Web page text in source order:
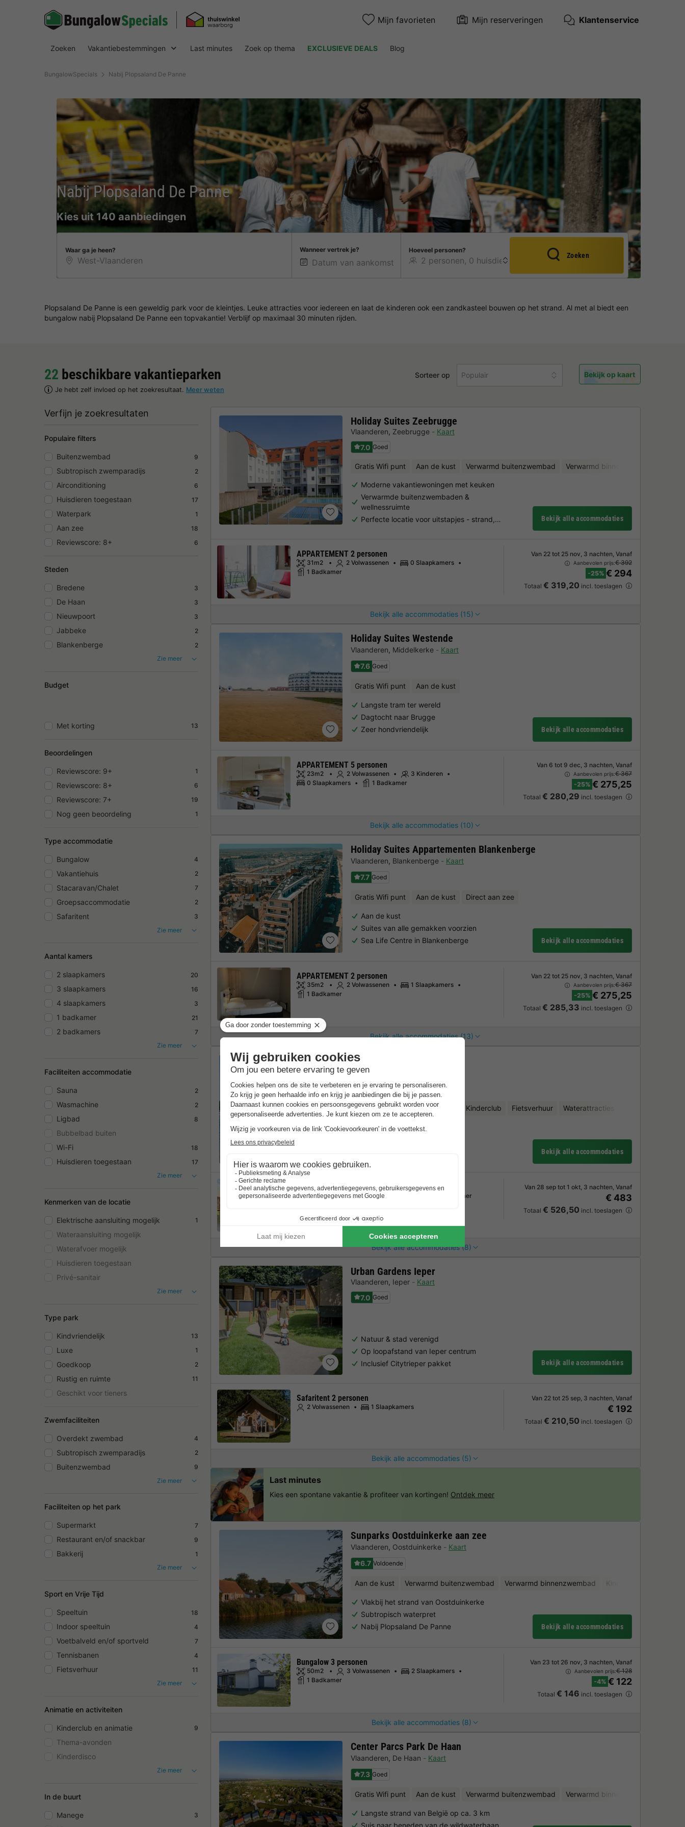
Mijn favorieten Mijn reserveringen Klantenservice
Zoeken Vakantiebestemmingen Last minutes Zoek op thema EXCLUSIEVE DEALS Blog
BungalowSpecials Nabij Plopsaland De Panne
Nabij Plopsaland De Panne
Kies uit 140 aanbiedingen
Waar ga je heen? Wanneer vertrek je? Hoeveel personen?
Zoeken
Plopsaland De Panne is een geweldig park voor de kleintjes. Leuke attracties voor iedereen en laat de kinderen ook een zandkasteel bouwen op het strand. Al met al biedt een
bungalow nabij Plopsaland De Panne een topvakantie! Verblijf op maximaal 30 minuten rijden.
22 beschikbare vakantieparken
Je hebt zelf invloed op het zoekresultaat. Meer weten
Sorteer op Populair Bekijk op kaart
Verfijn je zoekresultaten
Populaire filters
Buitenzwembad 9
Subtropisch zwemparadijs 2
Airconditioning 6
Huisdieren toegestaan 17
Waterpark 1
Aan zee 18
Reviewscore: 8+ 6
Steden
Bredene 3
De Haan 3
Nieuwpoort 3
Jabbeke 2
Blankenberge
2
Zie meer
Budget
Met korting 13
Beoordelingen
Reviewscore: 9+ 1
Reviewscore: 8+ 6
Reviewscore: 7+ 19
Nog geen beoordeling 1
Type accommodatie
Bungalow 4
Vakantiehuis 2
Stacaravan/Chalet 7
Groepsaccommodatie 2
Safaritent
3
Zie meer
Aantal kamers
2 slaapkamers 20
3 slaapkamers 16
4 slaapkamers 3
1 badkamer 21
2 badkamers
7
Zie meer
Faciliteiten accommodatie
Sauna 2
Wasmachine 2
Ligbad 8
Bubbelbad buiten
Wi-Fi
18
Huisdieren toegestaan
17
Zie meer
Kenmerken van de locatie
Elektrische aansluiting mogelijk 1
Wateraansluiting mogelijk
Waterafvoer mogelijk
Huisdieren toegestaan
Privé-sanitair
Zie meer
Type park
Kindvriendelijk 13
Luxe 1
Goedkoop 2
Rustig en ruimte 11
Geschikt voor tieners
Zwemfaciliteiten
Overdekt zwembad 4
Subtropisch zwemparadijs 2
Buitenzwembad
9
Zie meer
Faciliteiten op het park
Supermarkt 7
Restaurant en/of snackbar 9
Bakkerij
1
Zie meer
Sport en Vrije Tijd
Speeltuin 18
Indoor speeltuin 4
Voetbalveld en/of sportveld 7
Tennisbanen 4
Fietsverhuur
11
Zie meer
Animatie en activiteiten
Kinderclub en animatie 9
Thema-avonden
Kinderdisco
Zie meer
In de buurt
Manege 3
Holiday Suites Zeebrugge
Vlaanderen, Zeebrugge
Kaart
7.0 Goed
Gratis Wifi punt Aan de kust Verwarmd buitenzwembad Verwarmd binnenzwembad
Moderne vakantiewoningen met keuken
Verwarmde buitenzwembaden &
wellnessruimte
Perfecte locatie voor uitstapjes - strand,…
Bekijk alle accommodaties
Bekijk alle accommodaties (15)
APPARTEMENT 2 personen
31m2 2 Volwassenen
0 Slaapkamers
1 Badkamer
Van 22 tot 25 nov, 3 nachten, Vanaf
Aanbevolen prijs:€ 392
-25% € 294
Totaal € 319,20 incl. toeslagen
Holiday Suites Westende
Vlaanderen, Middelkerke
Kaart
7.6 Goed
Gratis Wifi punt Aan de kust
Langste tram ter wereld
Dagtocht naar Brugge
Zeer hondvriendelijk
Bekijk alle accommodaties
Bekijk alle accommodaties (10)
APPARTEMENT 5 personen
23m2 2 Volwassenen
3 Kinderen
0 Slaapkamers
1 Badkamer
Van 6 tot 9 dec, 3 nachten, Vanaf
Aanbevolen prijs:€ 367
-25% € 275,25
Totaal € 280,29 incl. toeslagen
Holiday Suites Appartementen Blankenberge
Vlaanderen, Blankenberge
Kaart
7.7 Goed
Gratis Wifi punt Aan de kust Direct aan zee
Aan de kust
Suites van alle gemakken voorzien
Sea Life Centre in Blankenberge
Bekijk alle accommodaties
Bekijk alle accommodaties (13)
APPARTEMENT 2 personen
35m2 2 Volwassenen
1 Slaapkamers
1 Badkamer
Van 22 tot 25 nov, 3 nachten, Vanaf
Aanbevolen prijs:€ 367
-25% € 275,25
Totaal € 285,33 incl. toeslagen
Recreatiepark Klein Strand
Vlaanderen
7.3 Goed
Gratis Wifi punt Aan de kust Kinderclub Fietsverhuur Waterattracties
Waterskishows
Bekijk alle accommodaties
Bekijk alle accommodaties (8)
Tent 4 personen
4 Volwassenen 2 Slaapkamers 2 Badkamer
Van 28 sep tot 1 okt, 3 nachten, Vanaf
€ 483
Totaal € 526,50 incl. toeslagen
Urban Gardens Ieper
Vlaanderen, Ieper
Kaart
7.0 Goed
Natuur & stad verenigd
Op loopafstand van Ieper centrum
Inclusief Citytrieper pakket
Bekijk alle accommodaties
Bekijk alle accommodaties (5)
Safaritent 2 personen
2 Volwassenen 1 Slaapkamers
Van 22 tot 25 sep, 3 nachten, Vanaf
€ 192
Totaal € 210,50 incl. toeslagen
Sunparks Oostduinkerke aan zee
Vlaanderen, Oostduinkerke
Kaart
6.7 Voldoende
Aan de kust Verwarmd buitenzwembad Verwarmd binnenzwembad Kinderclub
Vlakbij het strand van Oostduinkerke
Subtropisch waterpret
Nabij Plopsaland De Panne
Bekijk alle accommodaties
Bekijk alle accommodaties (8)
Bungalow 3 personen
50m2 3 Volwassenen
2 Slaapkamers
1 Badkamer
Van 23 tot 26 nov, 3 nachten, Vanaf
Aanbevolen prijs:€ 128
-4% € 122
Totaal € 146 incl. toeslagen
Center Parcs Park De Haan
Vlaanderen, De Haan
Kaart
7.3 Goed
Gratis Wifi punt Aan de kust Verwarmd buitenzwembad Verwarmd binnenzwembad
Langste strand van België op ca. 3 km
Last minutes
Kies een spontane vakantie & profiteer van kortingen! Ontdek meer